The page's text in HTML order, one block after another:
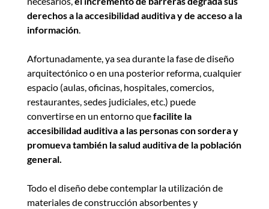
derechos a la accesibilidad auditiva y de acceso a la
información.
Afortunadamente, ya sea durante la fase de diseño
arquitectónico o en una posterior reforma, cualquier
espacio (aulas, oficinas, hospitales, comercios,
restaurantes, sedes judiciales, etc.) puede
convertirse en un entorno quefacilite la
accesibilidad auditiva a las personas con sordera y
promueva también la salud auditiva de la población
general.
Todo el diseño debe contemplar la utilización de
materiales de construcción absorbentes y